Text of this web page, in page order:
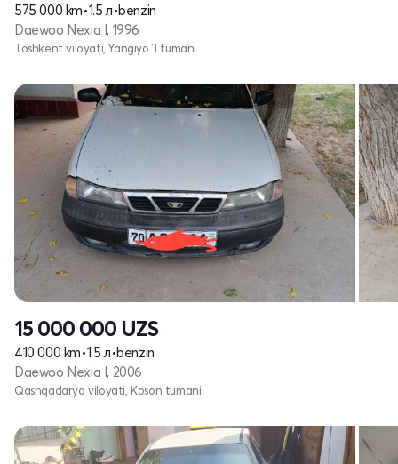
575 000 km•1.5 л•benzin
Daewoo Nexia I, 1996
Toshkent viloyati, Yangiyo`l tumani
15 000 000 UZS
410 000 km•1.5 л•benzin
Daewoo Nexia I, 2006
Qashqadaryo viloyati, Koson tumani